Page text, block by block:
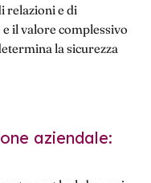
relazioni e di
il valore complessivo
la sicurezza
aziendale: